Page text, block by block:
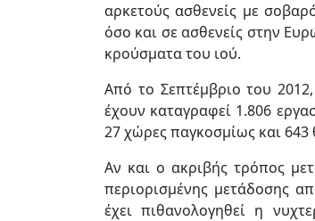
αρκετούς ασθενείς με
όσο και σε ασθενείς στην
κρούσματα του ιού.
Από το Σεπτέμβριο του
έχουν καταγραφεί 1.806
27 χώρες παγκοσμίως και 643
Αν και ο ακριβής τρόπος
περιορισμένης μετάδοσης
έχει πιθανολογηθεί η